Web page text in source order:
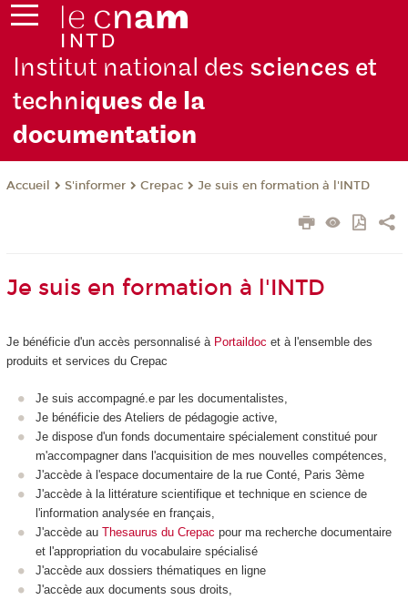
Institut national des sciences et
techniques de la
documentation
Accueil S'informer Crepac Je suis en formation à l'INTD
Je suis en formation à l'INTD
Je bénéficie d'un accès personnalisé à Portaildoc et à l'ensemble des
produits et services du Crepac
Je suis accompagné.e par les documentalistes,
Je bénéficie des Ateliers de pédagogie active,
Je dispose d'un fonds documentaire spécialement constitué pour
m'accompagner dans l'acquisition de mes nouvelles compétences,
J'accède à l'espace documentaire de la rue Conté, Paris 3ème
J'accède à la littérature scientifique et technique en science de
l'information analysée en français,
J'accède au Thesaurus du Crepac pour ma recherche documentaire
et l'appropriation du vocabulaire spécialisé
J'accède aux dossiers thématiques en ligne
J'accède aux documents sous droits,